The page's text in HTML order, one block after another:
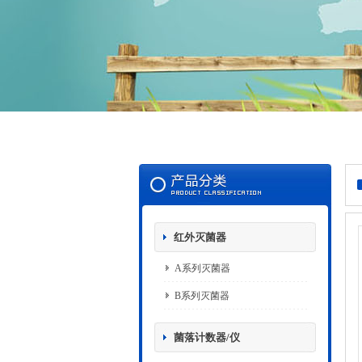
红外灭菌器
A系列灭菌器
B系列灭菌器
菌落计数器/仪